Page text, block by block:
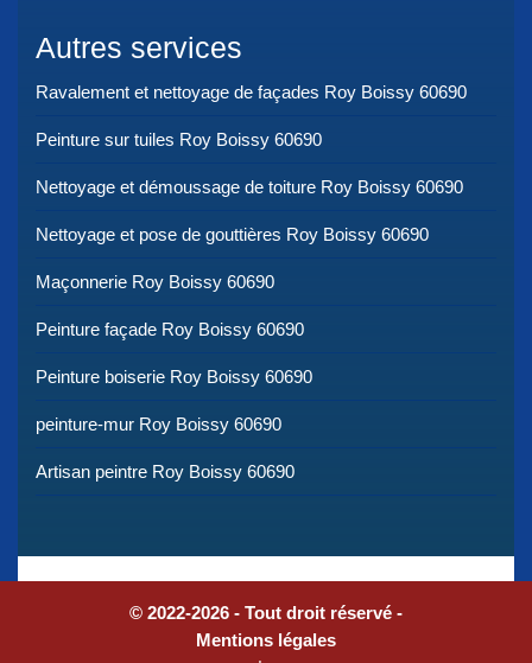
Autres services
Ravalement et nettoyage de façades Roy Boissy 60690
Peinture sur tuiles Roy Boissy 60690
Nettoyage et démoussage de toiture Roy Boissy 60690
Nettoyage et pose de gouttières Roy Boissy 60690
Maçonnerie Roy Boissy 60690
Peinture façade Roy Boissy 60690
Peinture boiserie Roy Boissy 60690
peinture-mur Roy Boissy 60690
Artisan peintre Roy Boissy 60690
© 2022-2026 - Tout droit réservé -
Mentions légales